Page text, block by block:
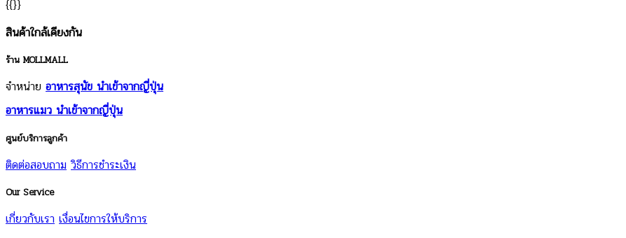
{{}}
สินค้าใกล้เคียงกัน
ร้าน MOLLMALL
จำหน่าย อาหารสุนัข นำเข้าจากญี่ปุ่น
อาหารแมว นำเข้าจากญี่ปุ่น
ศูนย์บริการลูกค้า
ติดต่อสอบถาม วิธีการชำระเงิน
Our Service
เกี่ยวกับเรา เงื่อนไขการให้บริการ